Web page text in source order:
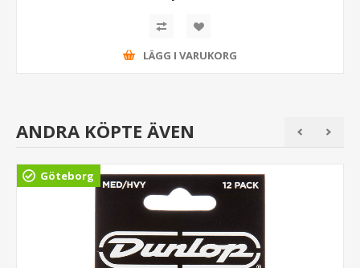
LÄGG I VARUKORG
ANDRA KÖPTE ÄVEN
Göteborg